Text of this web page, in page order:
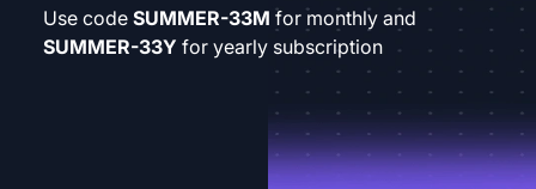
Use code SUMMER-33M for monthly and
SUMMER-33Y for yearly subscription